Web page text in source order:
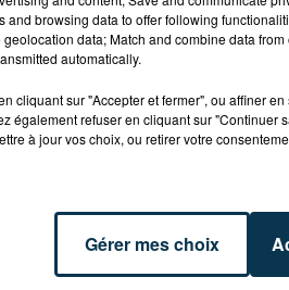
and browsing data to offer following
data; Match and combine data
automatically.
cliquant sur "Accepter et fermer", ou affiner
également refuser en cliquant sur
à jour vos choix, ou retirer votre
Gérer mes choix